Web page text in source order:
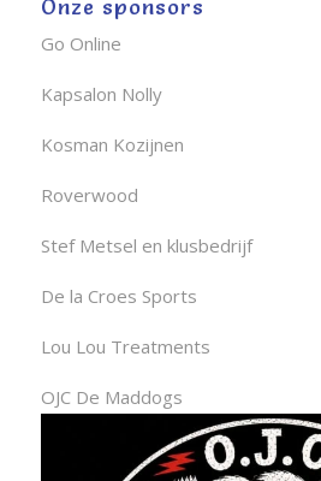
Onze sponsors
Go Online
Kapsalon Nolly
Kosman Kozijnen
Roverwood
Stef Metsel en klusbedrijf
De la Croes Sports
Lou Lou Treatments
OJC De Maddogs